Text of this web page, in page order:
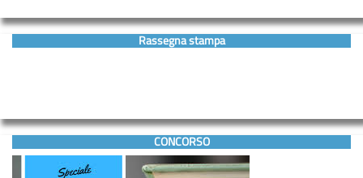
Rassegna stampa
CONCORSO